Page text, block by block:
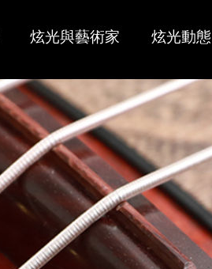
大師傑作 炫光古箏
炫光與藝術家 炫光動態
經銷商